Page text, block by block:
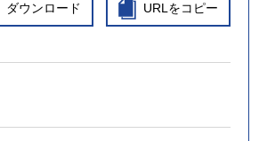
ダウンロード URLをコピー